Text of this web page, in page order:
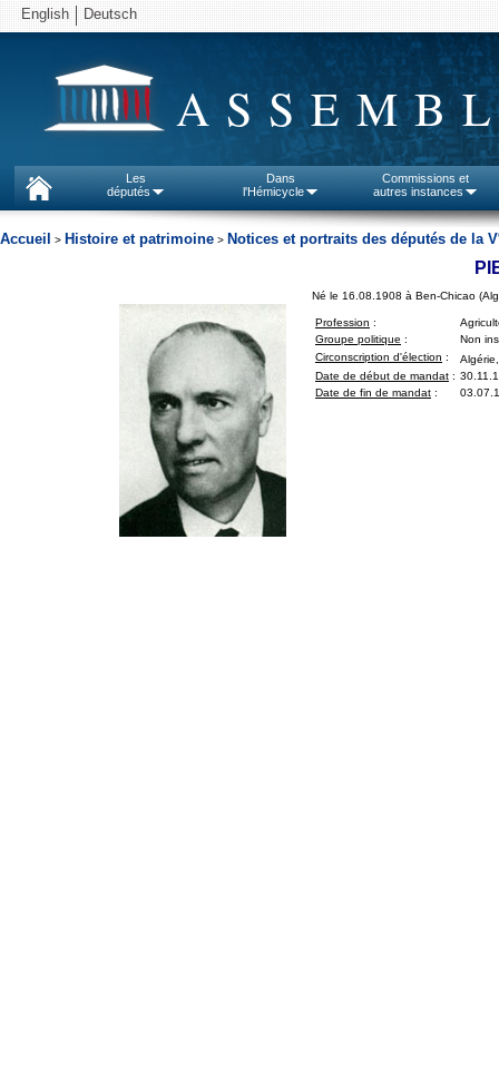
English Deutsch
Les
députés
Dans
l'Hémicycle
Commissions et
autres instances
Accueil > Histoire et patrimoine > Notices et portraits des députés de la V
Né le 16.08.1908 à Ben-Chicao
Profession :
Groupe politique :
Non
Circonscription d'élection :
Date de début de mandat :
Date de fin de mandat :